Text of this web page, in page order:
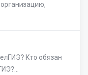
Кто обязан